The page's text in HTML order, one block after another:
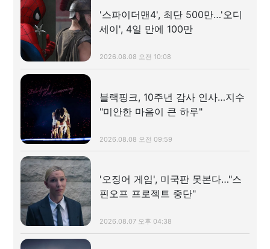
'스파이더맨4', 최단 500만…'오디
세이', 4일 만에 100만
2026.08.08 오전 10:08
블랙핑크, 10주년 감사 인사…지수
"미안한 마음이 큰 하루"
2026.08.08 오전 09:59
'오징어 게임', 미국판 못본다…"스
핀오프 프로젝트 중단"
2026.08.07 오후 04:38